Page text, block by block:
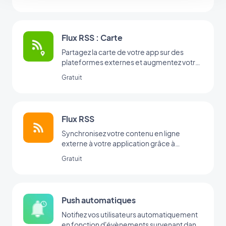
Flux RSS : Carte
Partagez la carte de votre app sur des
plateformes externes et augmentez votre
Gratuit
Flux RSS
Synchronisez votre contenu en ligne
externe à votre application grâce à
Gratuit
Push automatiques
Notifiez vos utilisateurs automatiquement